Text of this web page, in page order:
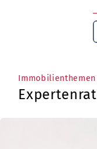
Immobilienthemen
Expertenrat